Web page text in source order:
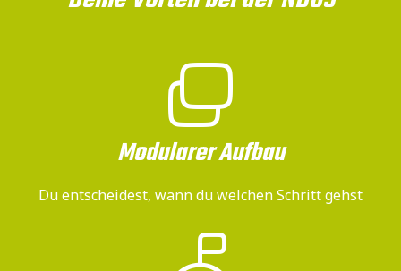
Modularer Aufbau
Du entscheidest, wann du welchen Schritt gehst